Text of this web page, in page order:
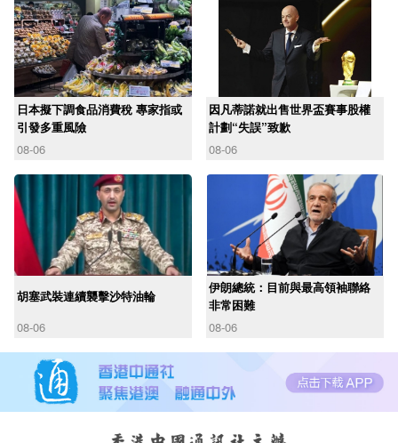
日本擬下調食品消費稅 專家指或
引發多重風險
08-06
因凡蒂諾就出售世界盃賽事股權
計劃“失誤”致歉
08-06
胡塞武裝連續襲擊沙特油輪
08-06
伊朗總統：目前與最高領袖聯絡
非常困難
08-06